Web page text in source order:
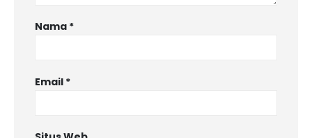
Nama *
Email *